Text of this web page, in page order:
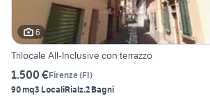
6
Trilocale All-Inclusive con terrazzo
1.500 €Firenze(FI)
90 mq3 LocaliRialz.2 Bagni